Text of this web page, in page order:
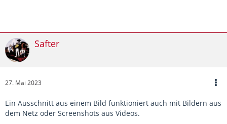
Safter
27. Mai 2023
Ein Ausschnitt aus einem Bild funktioniert auch mit Bildern aus
dem Netz oder Screenshots aus Videos.